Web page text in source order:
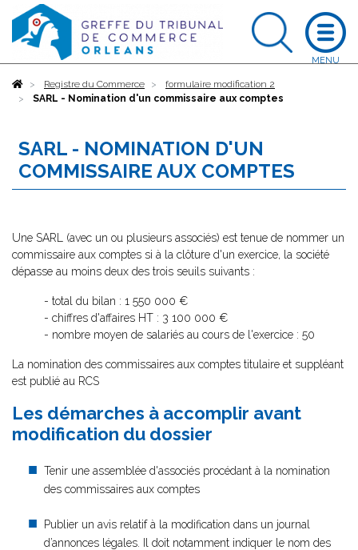
AccueilRegistre du Commerce
formulaire modification 2
SARL - Nomination d'un commissaire aux comptes
SARL - NOMINATION D'UN
COMMISSAIRE AUX COMPTES
Une SARL (avec un ou plusieurs associés) est tenue de nommer un
commissaire aux comptes si à la clôture d'un exercice, la société
dépasse au moins deux des trois seuils suivants :
- total du bilan : 1 550 000 €
- chiffres d'affaires HT : 3 100 000 €
- nombre moyen de salariés au cours de l'exercice : 50
La nomination des commissaires aux comptes titulaire et suppléant
est publié au RCS
Les démarches à accomplir avant
modification du dossier
Tenir une assemblée d'associés procédant à la nomination
des commissaires aux comptes
Publier un avis relatif à la modification dans un journal
d’annonces légales. Il doit notamment indiquer le nom des